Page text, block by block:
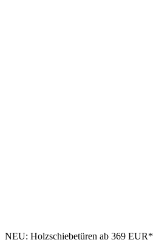
NEU: Holzschiebetüren ab 369 EUR*